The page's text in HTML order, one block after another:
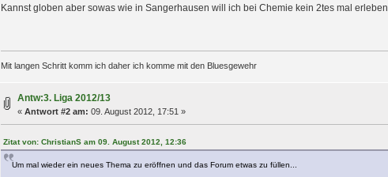
Kannst globen aber sowas wie in Sangerhausen will ich bei Chemie kein 2tes mal erleben
Mit langen Schritt komm ich daher ich komme mit den Bluesgewehr
Antw:3. Liga 2012/13
«Antwort #2 am: 09. August 2012, 17:51 »
Zitat von: ChristianS am 09. August 2012, 12:36
Um mal wieder ein neues Thema zu eröffnen und das Forum etwas zu füllen...